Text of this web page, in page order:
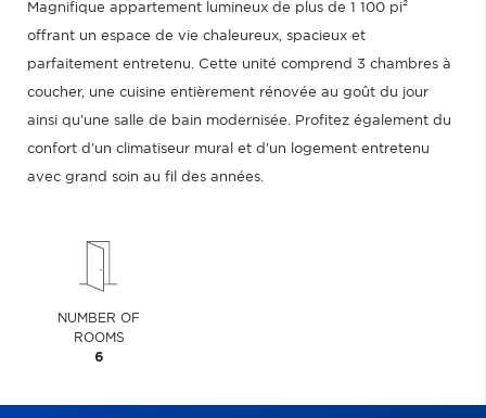
Magnifique appartement lumineux de plus de 1 100 pi²
offrant un espace de vie chaleureux, spacieux et
parfaitement entretenu. Cette unité comprend 3 chambres à
coucher, une cuisine entièrement rénovée au goût du jour
ainsi qu'une salle de bain modernisée. Profitez également du
confort d'un climatiseur mural et d'un logement entretenu
avec grand soin au fil des années.
NUMBER OF
ROOMS
6